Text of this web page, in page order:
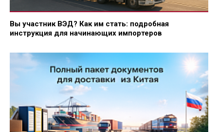
Вы участник ВЭД? Как им стать: подробная
инструкция для начинающих импортеров